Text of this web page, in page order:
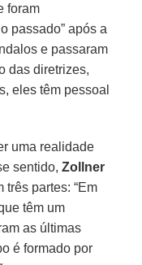
foram
passado” após a
e passaram
das diretrizes,
eles têm pessoal
uma realidade
sentido,Zollner
partes: “Em
têm um
as últimas
é formado por